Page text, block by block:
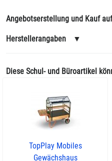
Angebotserstellung und Kauf
Herstellerangaben ▼
Diese Schul- und Büroartikel
TopPlay Mobiles
Gewächshaus